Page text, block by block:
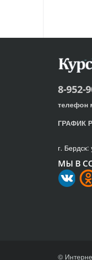
8-952-
телефон
ГРАФИК
г.
МЫ В
©